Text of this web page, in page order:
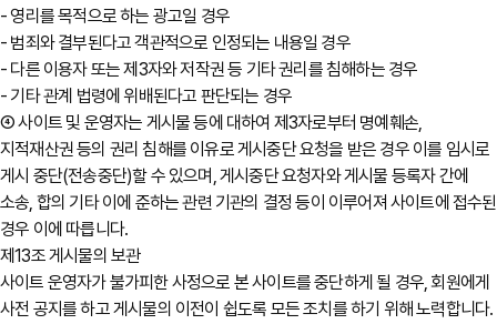
- 영리를 목적으로 하는 광고일 경우
- 범죄와 결부된다고 객관적으로 인정되는 내용일 경우
- 다른 이용자 또는 제3자와 저작권 등 기타 권리를 침해하는 경우
- 기타 관계 법령에 위배된다고 판단되는 경우
④ 사이트 및 운영자는 게시물 등에 대하여 제3자로부터 명예훼손,
지적재산권 등의 권리 침해를 이유로 게시중단 요청을 받은 경우 이를 임시로
게시 중단(전송중단)할 수 있으며, 게시중단 요청자와 게시물 등록자 간에
소송, 합의 기타 이에 준하는 관련 기관의 결정 등이 이루어져 사이트에 접수된
경우 이에 따릅니다.
제13조 게시물의 보관
사이트 운영자가 불가피한 사정으로 본 사이트를 중단하게 될 경우, 회원에게
사전 공지를 하고 게시물의 이전이 쉽도록 모든 조치를 하기 위해 노력합니다.